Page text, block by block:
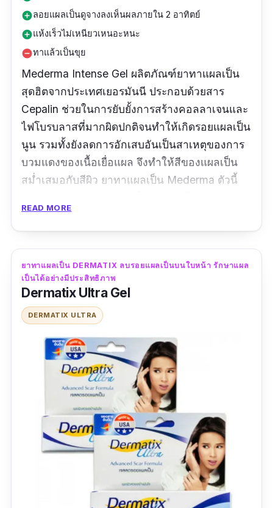
add_circleลอยแผลเป็นดูจางลงเห็นผลภายใน 2 อาทิตย์
add_circleแห้งเร็วไม่เหนียวเหนอะหนะ
remove_circleทาแล้วเป็นขุย
Mederma Intense Gel ผลิตภัณฑ์ยาทาแผลเป็น
สุดฮิตจากประเทศเยอรมันนี ประกอบด้วยสาร
Cepalin ช่วยในการยับยั้งการสร้างคอลลาเจนและ
ไฟโบรบลาสที่มากผิดปกติจนทำให้เกิดรอยแผลเป็น
นูน รวมทั้งยังลดการอักเสบอันเป็นสาเหตุของการ
บวมแดงของเนื้อเยื่อแผล จึงทำให้สีของแผลเป็น
สม่ำเสมอกับสีผิว ยาทาแผลเป็น Mederma ตัวนี้
ยังสามารถใช้เป็นยาทาแผลเป็นคีลอยด์และเป็นยา
ทาแผลเป็นผ่าตัดได้อีกด้วย และยิ่งถ้าใครก็ตามที่มี
ผิวมันรับรองได้เลยว่าจะต้องชอบครีมลดรอยแผล
เป็นตัวนี้อย่างแน่นอน เพราะเนื้อของเขาที่ถึงแม้จะ
เข้มข้น แต่กลับมีเนื้อสัมผัสที่บางเบา ไม่เหนียว
เหนอะหนะอย่างแน่นอน
"รีวิว Mederma สูตร Intense Gel รอยแผลเป็นจาง
ลงเร็วจริง (ของเราเป็นแผลใหม่) เนื้อเจลซึมง่าย
ทาบางๆ แค่วันละครั้ง"
READ MORE
ยาทาแผลเป็น DERMATIX ลบรอยแผลเป็นบนใบหน้า รักษาแผล
เป็นได้อย่างมีประสิทธิภาพ
Dermatix Ultra Gel
DERMATIX ULTRA